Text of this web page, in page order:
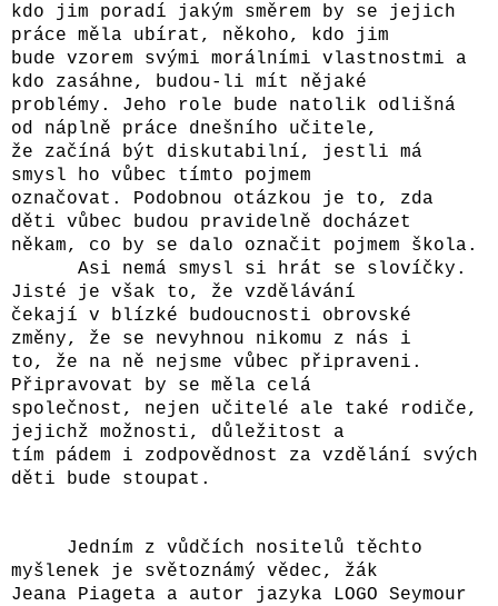
kdo jim poradí jakým směrem by se jejich
práce měla ubírat, někoho, kdo jim
bude vzorem svými morálními vlastnostmi a
kdo zasáhne, budou-li mít nějaké
problémy. Jeho role bude natolik odlišná
od náplně práce dnešního učitele,
že začíná být diskutabilní, jestli má
smysl ho vůbec tímto pojmem
označovat. Podobnou otázkou je to, zda
děti vůbec budou pravidelně docházet
někam, co by se dalo označit pojmem škola.
Asi nemá smysl si hrát se slovíčky.
Jisté je však to, že vzdělávání
čekají v blízké budoucnosti obrovské
změny, že se nevyhnou nikomu z nás i
to, že na ně nejsme vůbec připraveni.
Připravovat by se měla celá
společnost, nejen učitelé ale také rodiče,
jejichž možnosti, důležitost a
tím pádem i zodpovědnost za vzdělání svých
děti bude stoupat.
Jedním z vůdčích nositelů těchto
myšlenek je světoznámý vědec, žák
Jeana Piageta a autor jazyka LOGO Seymour